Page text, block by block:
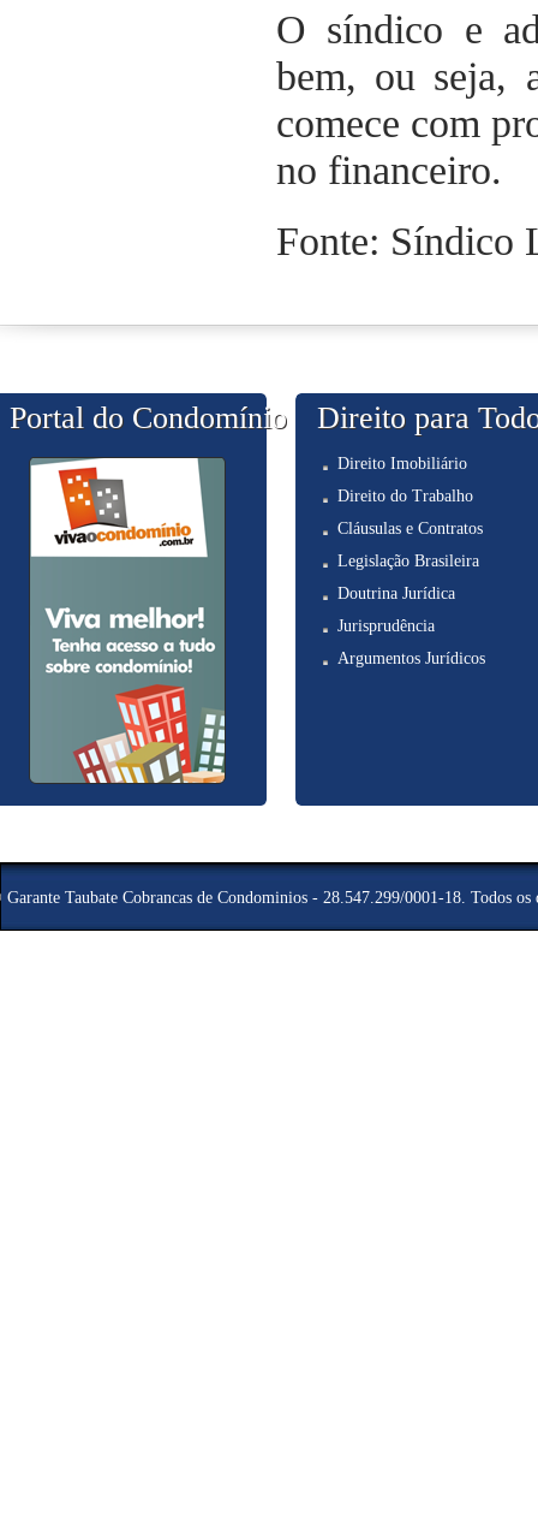
O síndico e
bem, ou seja,
comece com
no financeiro.
Fonte: Síndico
Portal do Condomínio Direito para
Direito Imobiliário
Direito do Trabalho
Cláusulas e Contratos
Legislação Brasileira
Doutrina Jurídica
Jurisprudência
Argumentos Jurídicos
Garante Taubate Cobrancas de Condominios - 28.547.299/0001-18. Todos os